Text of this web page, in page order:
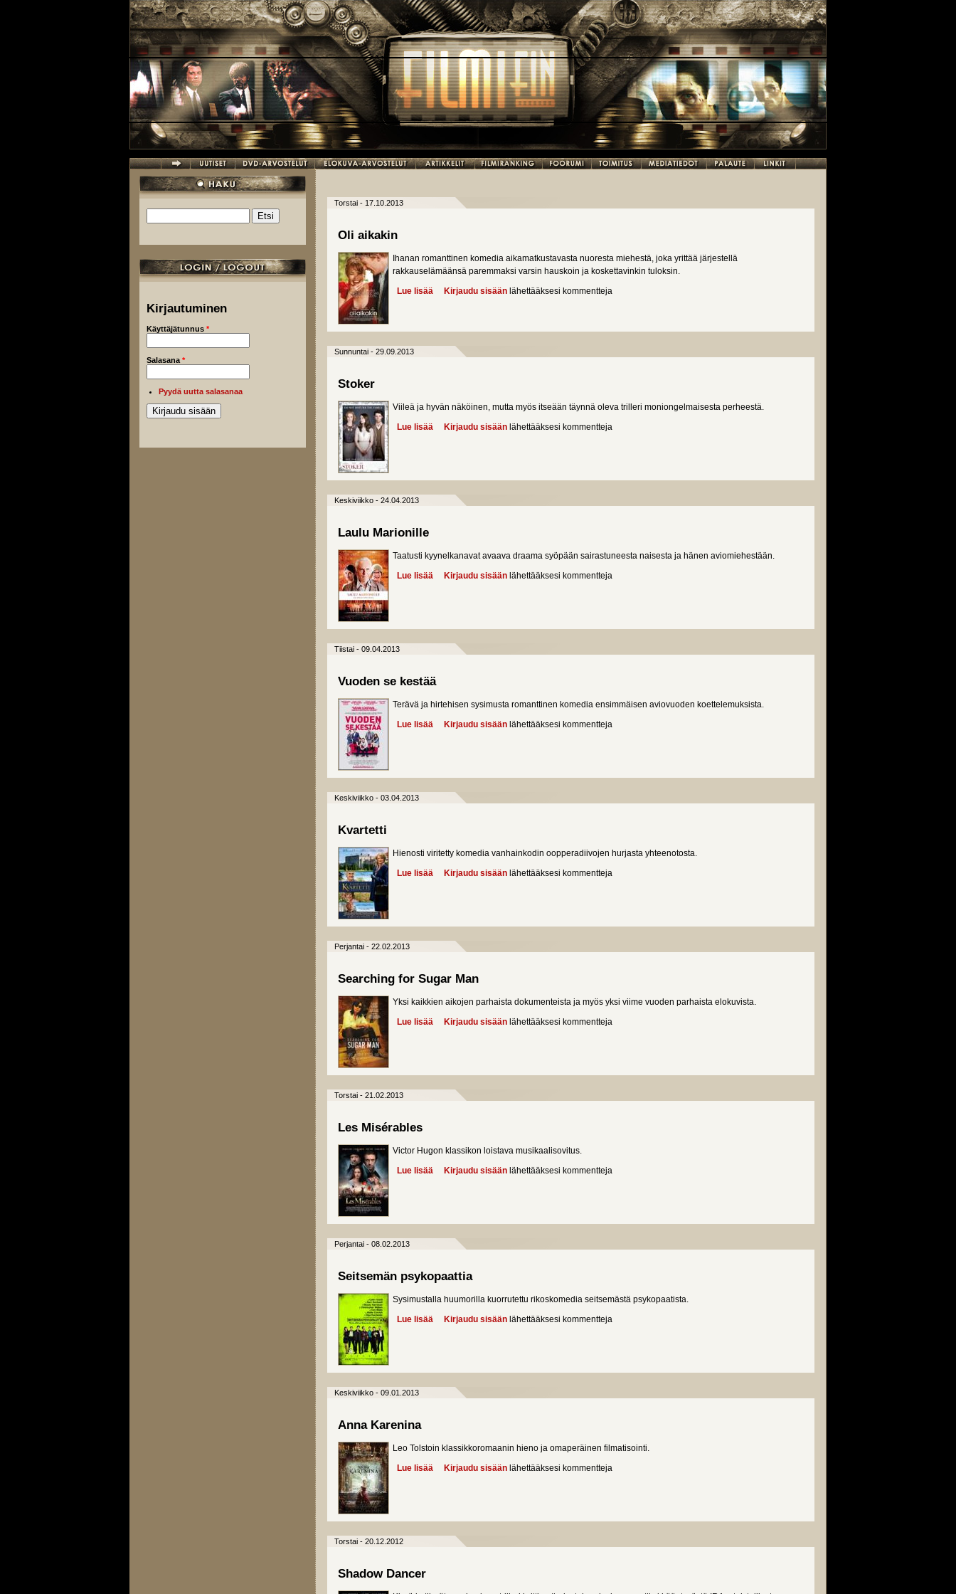
Hakulomake
Kirjautuminen
Käyttäjätunnus *
Salasana *
Pyydä uutta salasanaa
Torstai - 17.10.2013
Oli aikakin
Ihanan romanttinen komedia aikamatkustavasta nuoresta miehestä, joka yrittää järjestellä
rakkauselämäänsä paremmaksi varsin hauskoin ja koskettavinkin tuloksin.
Lue lisää about Oli aikakin
Kirjaudu sisään lähettääksesi kommentteja
Sunnuntai - 29.09.2013
Stoker
Viileä ja hyvän näköinen, mutta myös itseään täynnä oleva trilleri moniongelmaisesta perheestä.
Lue lisää about Stoker
Kirjaudu sisään lähettääksesi kommentteja
Keskiviikko - 24.04.2013
Laulu Marionille
Taatusti kyynelkanavat avaava draama syöpään sairastuneesta naisesta ja hänen aviomiehestään.
Lue lisää about Laulu Marionille
Kirjaudu sisään lähettääksesi kommentteja
Tiistai - 09.04.2013
Vuoden se kestää
Terävä ja hirtehisen sysimusta romanttinen komedia ensimmäisen aviovuoden koettelemuksista.
Lue lisää about Vuoden se kestää
Kirjaudu sisään lähettääksesi kommentteja
Keskiviikko - 03.04.2013
Kvartetti
Hienosti viritetty komedia vanhainkodin oopperadiivojen hurjasta yhteenotosta.
Lue lisää about Kvartetti
Kirjaudu sisään lähettääksesi kommentteja
Perjantai - 22.02.2013
Searching for Sugar Man
Yksi kaikkien aikojen parhaista dokumenteista ja myös yksi viime vuoden parhaista elokuvista.
Lue lisää about Searching for Sugar Man
Kirjaudu sisään lähettääksesi kommentteja
Torstai - 21.02.2013
Les Misérables
Victor Hugon klassikon loistava musikaalisovitus.
Lue lisää about Les Misérables
Kirjaudu sisään lähettääksesi kommentteja
Perjantai - 08.02.2013
Seitsemän psykopaattia
Sysimustalla huumorilla kuorrutettu rikoskomedia seitsemästä psykopaatista.
Lue lisää about Seitsemän psykopaattia
Kirjaudu sisään lähettääksesi kommentteja
Keskiviikko - 09.01.2013
Anna Karenina
Leo Tolstoin klassikkoromaanin hieno ja omaperäinen filmatisointi.
Lue lisää about Anna Karenina
Kirjaudu sisään lähettääksesi kommentteja
Torstai - 20.12.2012
Shadow Dancer